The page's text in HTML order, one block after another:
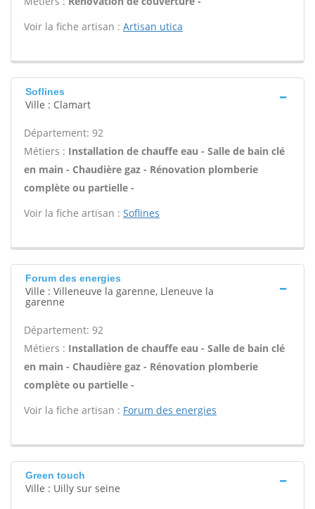
Voir la fiche artisan : Artisan utica
Soflines
Ville : Clamart
Département: 92
Métiers : Installation de chauffe eau - Salle de bain clé
en main - Chaudière gaz - Rénovation plomberie
complète ou partielle -
Voir la fiche artisan : Soflines
Forum des energies
Ville : Villeneuve la garenne, Lleneuve la
garenne
Département: 92
Métiers : Installation de chauffe eau - Salle de bain clé
en main - Chaudière gaz - Rénovation plomberie
complète ou partielle -
Voir la fiche artisan : Forum des energies
Green touch
Ville : Uilly sur seine